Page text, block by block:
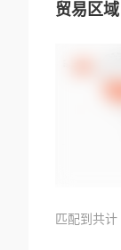
贸易区域
匹配到共计